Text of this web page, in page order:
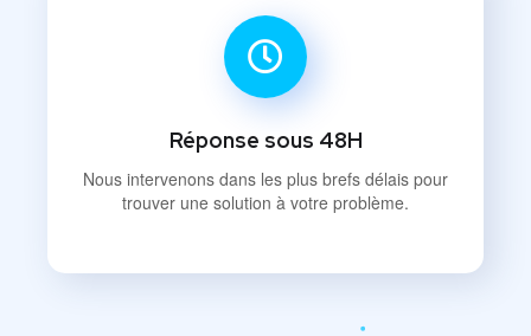
Réponse sous 48H
Nous intervenons dans les plus brefs délais pour
trouver une solution à votre problème.